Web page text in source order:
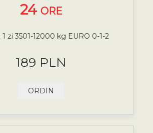
24 ORE
zi 3501-12000 kg EURO 0-1-2
189 PLN
ORDIN